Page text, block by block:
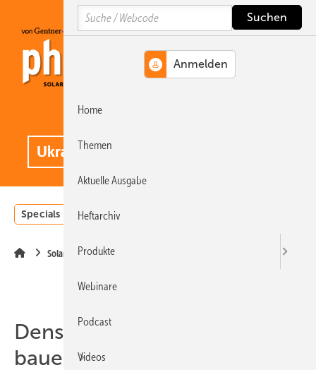
Hauptinhalt
Hauptmenü
SiteSearch
Specials Einstrahlungsatlas
Solarmodule
Densys PV5 und Bauer Solar
bauen Partnerschaft aus
Search
Home
Themen
Aktuelle Ausgabe
Heftarchiv
Produkte
Webinare
Podcast
Videos